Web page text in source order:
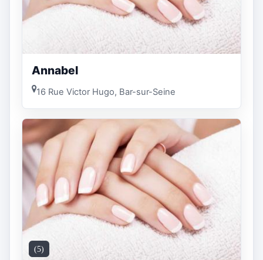
Annabel
16 Rue Victor Hugo, Bar-sur-Seine
(5)